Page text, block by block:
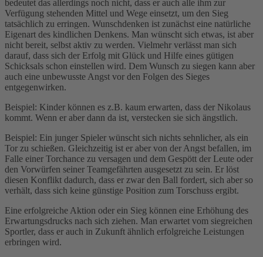
bedeutet das allerdings noch nicht, dass er auch alle ihm zur
Verfügung stehenden Mittel und Wege einsetzt, um den Sieg
tatsächlich zu erringen. Wunschdenken ist zunächst eine natürliche
Eigenart des kindlichen Denkens. Man wünscht sich etwas, ist aber
nicht bereit, selbst aktiv zu werden. Vielmehr verlässt man sich
darauf, dass sich der Erfolg mit Glück und Hilfe eines gütigen
Schicksals schon einstellen wird. Dem Wunsch zu siegen kann aber
auch eine unbewusste Angst vor den Folgen des Sieges
entgegenwirken.
Beispiel: Kinder können es z.B. kaum erwarten, dass der Nikolaus
kommt. Wenn er aber dann da ist, verstecken sie sich ängstlich.
Beispiel: Ein junger Spieler wünscht sich nichts sehnlicher, als ein
Tor zu schießen. Gleichzeitig ist er aber von der Angst befallen, im
Falle einer Torchance zu versagen und dem Gespött der Leute oder
den Vorwürfen seiner Teamgefährten ausgesetzt zu sein. Er löst
diesen Konflikt dadurch, dass er zwar den Ball fordert, sich aber so
verhält, dass sich keine günstige Position zum Torschuss ergibt.
Eine erfolgreiche Aktion oder ein Sieg können eine Erhöhung des
Erwartungsdrucks nach sich ziehen. Man erwartet vom siegreichen
Sportler, dass er auch in Zukunft ähnlich erfolgreiche Leistungen
erbringen wird.